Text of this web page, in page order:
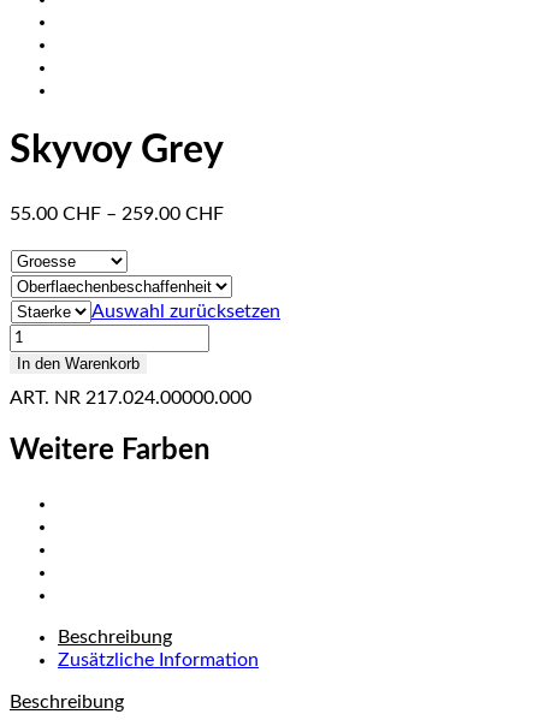
Skyvoy Grey
55.00 CHF – 259.00 CHF
Auswahl zurücksetzen
Skyvoy
Grey
In den Warenkorb
ART. NR 217.024.00000.000
Weitere Farben
Beschreibung
Zusätzliche Information
Beschreibung